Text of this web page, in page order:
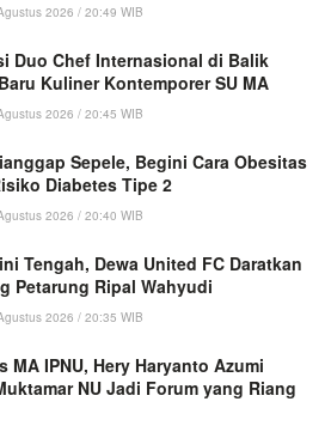
2026 / 20:49 WIB
Duo Chef Internasional di Balik
Kuliner Kontemporer SU MA
2026 / 20:45 WIB
Sepele, Begini Cara Obesitas
Diabetes Tipe 2
2026 / 20:40 WIB
Tengah, Dewa United FC Daratkan
Petarung Ripal Wahyudi
2026 / 20:35 WIB
MA IPNU, Hery Haryanto Azumi
NU Jadi Forum yang Riang